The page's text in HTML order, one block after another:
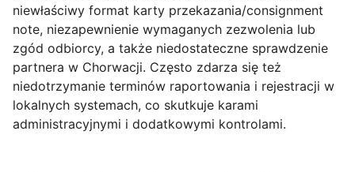
niewłaściwy format karty przekazania/consignment
note, niezapewnienie wymaganych zezwolenia lub
zgód odbiorcy, a także niedostateczne sprawdzenie
partnera w Chorwacji. Często zdarza się też
niedotrzymanie terminów raportowania i rejestracji w
lokalnych systemach, co skutkuje karami
administracyjnymi i dodatkowymi kontrolami.